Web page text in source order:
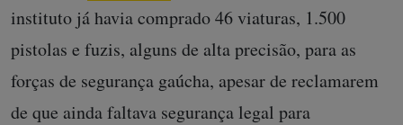
instituto já havia comprado 46 viaturas, 1.500
pistolas e fuzis, alguns de alta precisão, para as
forças de segurança gaúcha, apesar de reclamarem
de que ainda faltava segurança legal para